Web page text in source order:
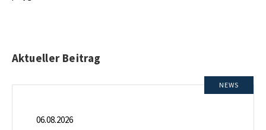
Aktueller Beitrag
NEWS
06.08.2026